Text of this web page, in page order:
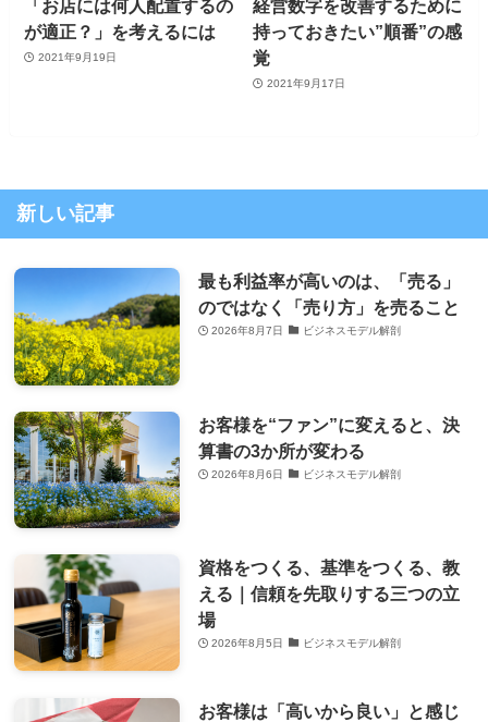
「お店には何人配置するの
が適正？」を考えるには
2021年9月19日
経営数字を改善するために
持っておきたい”順番”の感
覚
2021年9月17日
新しい記事
最も利益率が高いのは、「売る」
のではなく「売り方」を売ること
2026年8月7日 ビジネスモデル解剖
お客様を“ファン”に変えると、決
算書の3か所が変わる
2026年8月6日 ビジネスモデル解剖
資格をつくる、基準をつくる、教
える｜信頼を先取りする三つの立
場
2026年8月5日 ビジネスモデル解剖
お客様は「高いから良い」と感じ